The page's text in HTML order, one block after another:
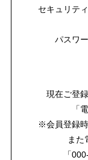
セキュリテ
パスワ
現在ご登
「
※会員登録時
また
「